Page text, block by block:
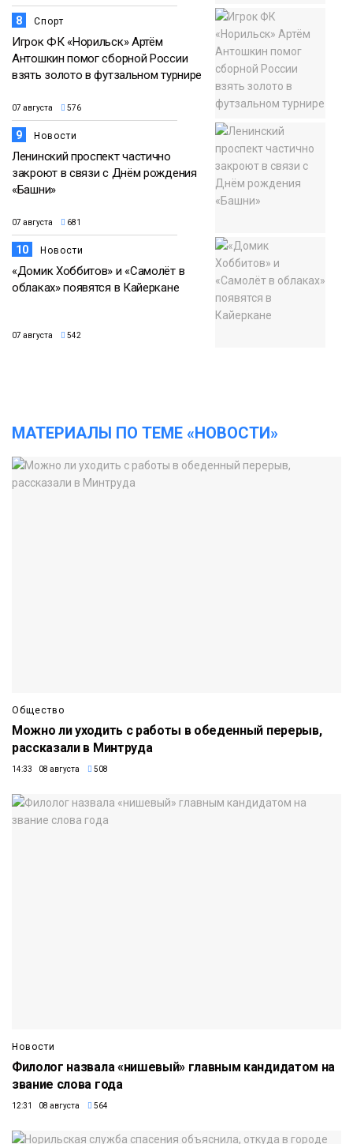
8 Спорт
Игрок ФК «Норильск» Артём
Антошкин помог сборной России
взять золото в футзальном турнире
07 августа 576
9 Новости
Ленинский проспект частично
закроют в связи с Днём рождения
«Башни»
07 августа 681
10 Новости
«Домик Хоббитов» и «Самолёт в
облаках» появятся в Кайеркане
07 августа 542
МАТЕРИАЛЫ ПО ТЕМЕ «НОВОСТИ»
Общество
Можно ли уходить с работы в обеденный перерыв,
рассказали в Минтруда
14:33 08 августа 508
Новости
Филолог назвала «нишевый» главным кандидатом на
звание слова года
12:31 08 августа 564